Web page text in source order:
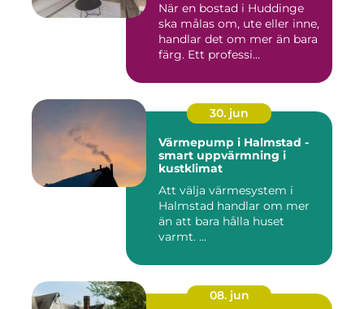
När en bostad i Huddinge
ska målas om, ute eller inne,
handlar det om mer än bara
färg. Ett professi...
30. jun
Värmepump i Halmstad -
smart uppvärmning i
kustklimat
Att välja värmesystem i
Halmstad handlar om mer
än att bara hålla huset
varmt. ...
08. jun